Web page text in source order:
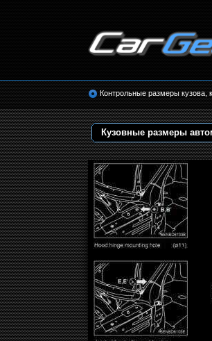
кузовные
Контрольные размеры
Кузовные размеры